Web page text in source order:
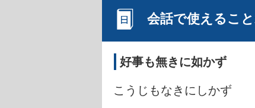
会話で使えるこ
好事も無きに如かず
こうじもなきにしかず